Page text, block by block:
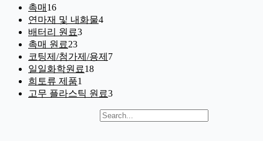
촉매 161
6
개
제
품
연마재 및 내화물44
품
배터리 원료33
제
품
촉매 원료232
3
개
제
품
코팅제/첨가제/용제 77
일일화학원료181
개
희토류 제품1
개
고무 플라스틱 원료33
제
찾다